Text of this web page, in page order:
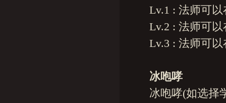
Lv.1 : 法师可以
Lv.2 : 法师可以
Lv.3 : 法师可以
冰咆哮
冰咆哮(如选择学